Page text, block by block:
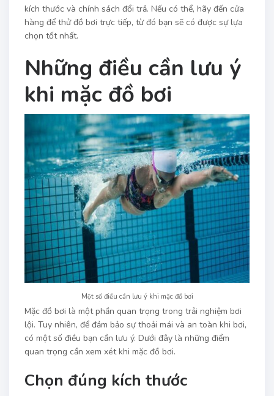
kích thước và chính sách đổi trả. Nếu có thể, hãy đến cửa
hàng để thử đồ bơi trực tiếp, từ đó bạn sẽ có được sự lựa
chọn tốt nhất.
Những điều cần lưu ý
khi mặc đồ bơi
Một số điều cần lưu ý khi mặc đồ bơi
Mặc đồ bơi là một phần quan trọng trong trải nghiệm bơi
lội. Tuy nhiên, để đảm bảo sự thoải mái và an toàn khi bơi,
có một số điều bạn cần lưu ý. Dưới đây là những điểm
quan trọng cần xem xét khi mặc đồ bơi.
Chọn đúng kích thước